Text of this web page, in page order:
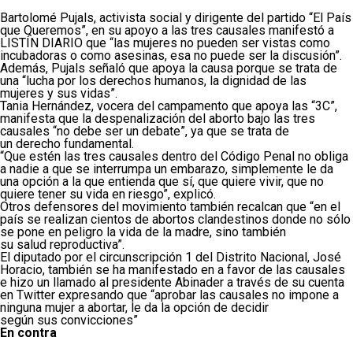
Bartolomé Pujals, activista social y dirigente del partido “El País
que Queremos”, en su apoyo a las tres causales manifestó a
LISTÍN DIARIO que “las mujeres no pueden ser vistas como
incubadoras o como asesinas, esa no puede ser la discusión”.
Además, Pujals señaló que apoya la causa porque se trata de
una “lucha por los derechos humanos, la dignidad de las
mujeres y sus vidas”.
Tania Hernández, vocera del campamento que apoya las “3C”,
manifesta que la despenalización del aborto bajo las tres
causales “no debe ser un debate”, ya que se trata de
un derecho fundamental.
“Que estén las tres causales dentro del Código Penal no obliga
a nadie a que se interrumpa un embarazo, simplemente le da
una opción a la que entienda que sí, que quiere vivir, que no
quiere tener su vida en riesgo”, explicó.
Otros defensores del movimiento también recalcan que “en el
país se realizan cientos de abortos clandestinos donde no sólo
se pone en peligro la vida de la madre, sino también
su salud reproductiva”.
El diputado por el circunscripción 1 del Distrito Nacional, José
Horacio, también se ha manifestado en a favor de las causales
e hizo un llamado al presidente Abinader a través de su cuenta
en Twitter expresando que “aprobar las causales no impone a
ninguna mujer a abortar, le da la opción de decidir
según sus convicciones”
En contra